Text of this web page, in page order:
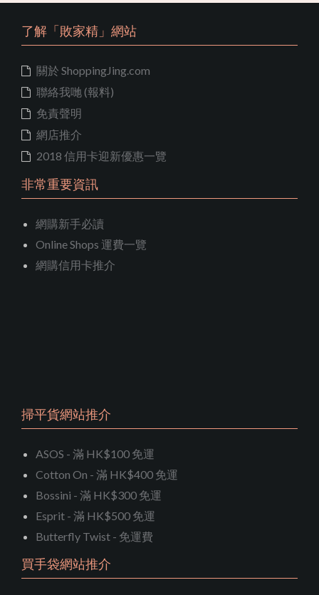
了解「敗家精」網站
關於 ShoppingJing.com
聯絡我哋 (報料)
免責聲明
網店推介
2018 信用卡迎新優惠一覽
非常重要資訊
網購新手必讀
Online Shops 運費一覽
網購信用卡推介
掃平貨網站推介
ASOS - 滿 HK$100 免運
Cotton On - 滿 HK$400 免運
Bossini - 滿 HK$300 免運
Esprit - 滿 HK$500 免運
Butterfly Twist - 免運費
買手袋網站推介